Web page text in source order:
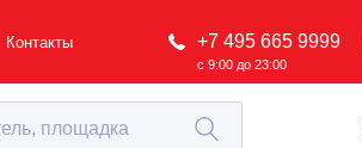
Контакты +7 495 665 9999
с 9:00 до 23:00